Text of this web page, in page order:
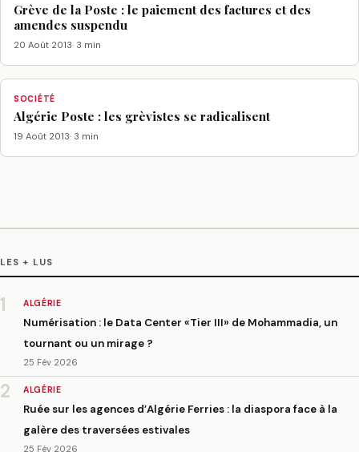
Grève de la Poste : le paiement des factures et des
amendes suspendu
20 Août 2013· 3 min
SOCIÉTÉ
Algérie Poste : les grèvistes se radicalisent
19 Août 2013· 3 min
LES + LUS
1 ALGÉRIE
Numérisation : le Data Center «Tier III» de Mohammadia, un
tournant ou un mirage ?
25 Fév 2026
2 ALGÉRIE
Ruée sur les agences d’Algérie Ferries : la diaspora face à la
galère des traversées estivales
25 Fév 2026